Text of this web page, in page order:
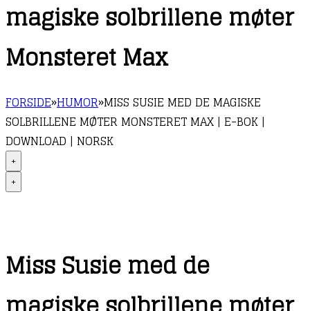
magiske solbrillene møter
Monsteret Max
FORSIDE»HUMOR»MISS SUSIE MED DE MAGISKE
SOLBRILLENE MØTER MONSTERET MAX | E-BOK |
DOWNLOAD | NORSK
+
+
Miss Susie med de